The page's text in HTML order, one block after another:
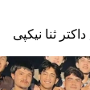
داکتر ثنا نیکپی